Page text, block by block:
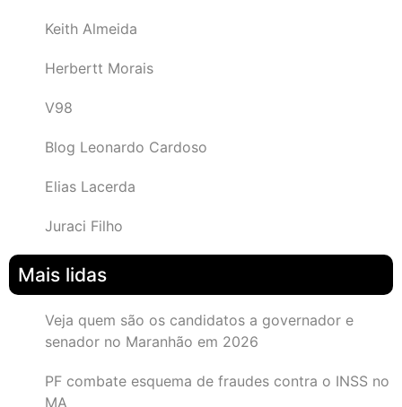
Keith Almeida
Herbertt Morais
V98
Blog Leonardo Cardoso
Elias Lacerda
Juraci Filho
Mais lidas
Veja quem são os candidatos a governador e
senador no Maranhão em 2026
PF combate esquema de fraudes contra o INSS no
MA